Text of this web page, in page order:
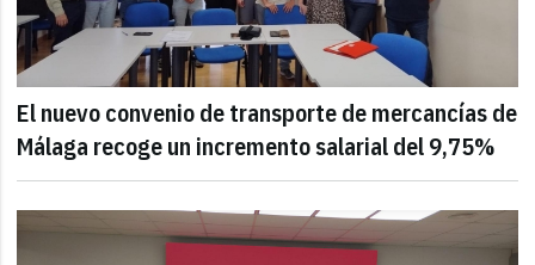
El nuevo convenio de transporte de mercancías de
Málaga recoge un incremento salarial del 9,75%